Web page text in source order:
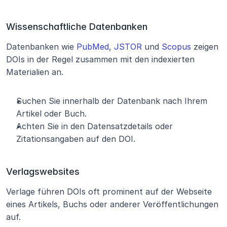
Wissenschaftliche Datenbanken
Datenbanken wie PubMed, JSTOR und Scopus zeigen
DOIs in der Regel zusammen mit den indexierten
Materialien an.
Suchen Sie innerhalb der Datenbank nach Ihrem
Artikel oder Buch.
Achten Sie in den Datensatzdetails oder
Zitationsangaben auf den DOI.
Verlagswebsites
Verlage führen DOIs oft prominent auf der Webseite
eines Artikels, Buchs oder anderer Veröffentlichungen
auf.